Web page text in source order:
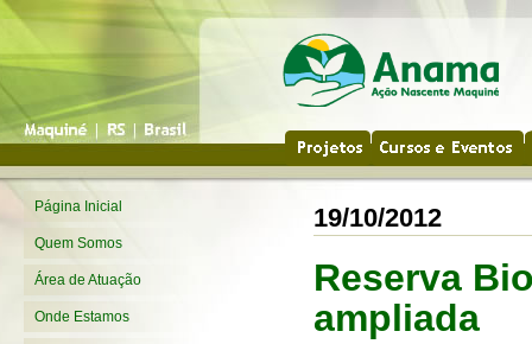
Página Inicial
Quem Somos
Área de Atuação
Onde Estamos
19/10/2012
Reserva
ampliada